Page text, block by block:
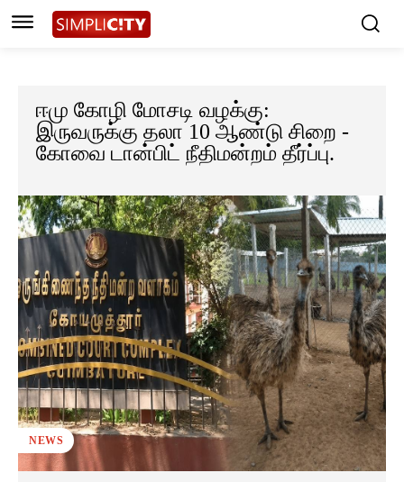
ஈமு கோழி மோசடி வழக்கு:
இருவருக்கு தலா 10 ஆண்டு சிறை -
கோவை டான்பிட் நீதிமன்றம் தீர்ப்பு.
NEWS